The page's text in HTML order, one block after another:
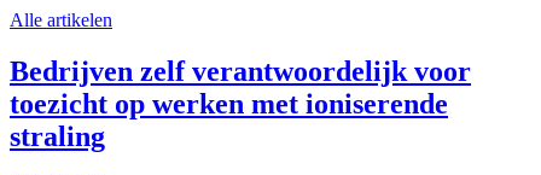
Alle artikelen
Bedrijven zelf verantwoordelijk voor
toezicht op werken met ioniserende
straling